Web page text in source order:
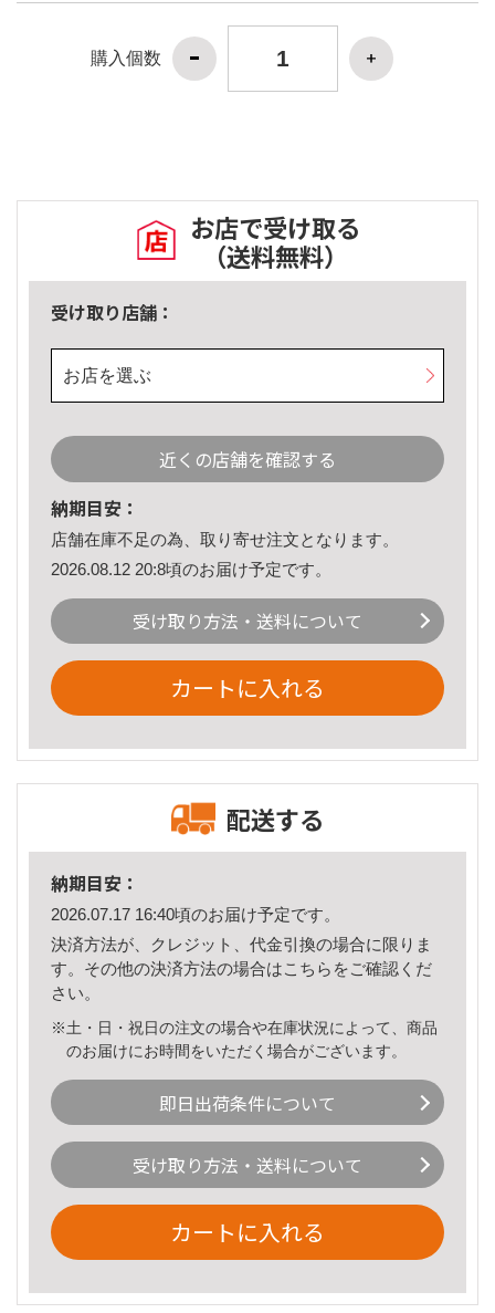
購入個数
お店で受け取る
（送料無料）
受け取り店舗：
お店を選ぶ
近くの店舗を確認する
納期目安：
店舗在庫不足の為、取り寄せ注文となります。
2026.08.12 20:8頃のお届け予定です。
受け取り方法・送料について
カートに入れる
配送する
納期目安：
2026.07.17 16:40頃のお届け予定です。
決済方法が、クレジット、代金引換の場合に限りま
す。その他の決済方法の場合はこちら をご確認くだ
さい。
※土・日・祝日の注文の場合や在庫状況によって、商品
のお届けにお時間をいただく場合がございます。
即日出荷条件について
受け取り方法・送料について
カートに入れる